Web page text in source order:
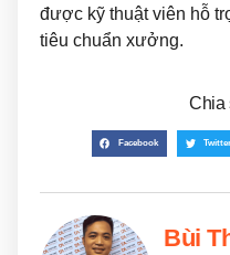
được kỹ thuật viên hỗ
tiêu chuẩn xưởng.
Chia
Facebook Twitter
Bùi